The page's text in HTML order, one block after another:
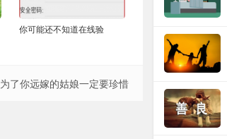
你可能还不知道在线验
为了你远嫁的姑娘一定要珍惜